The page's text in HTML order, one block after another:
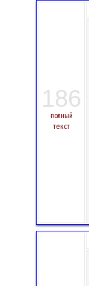
186
полный
текст